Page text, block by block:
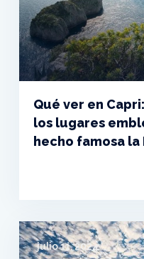
Qué ver en
los lugares
hecho famosa la
julio 11, 2024